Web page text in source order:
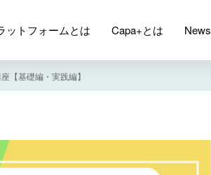
ットフォームとは Capa+とは News
【基礎編・実践編】